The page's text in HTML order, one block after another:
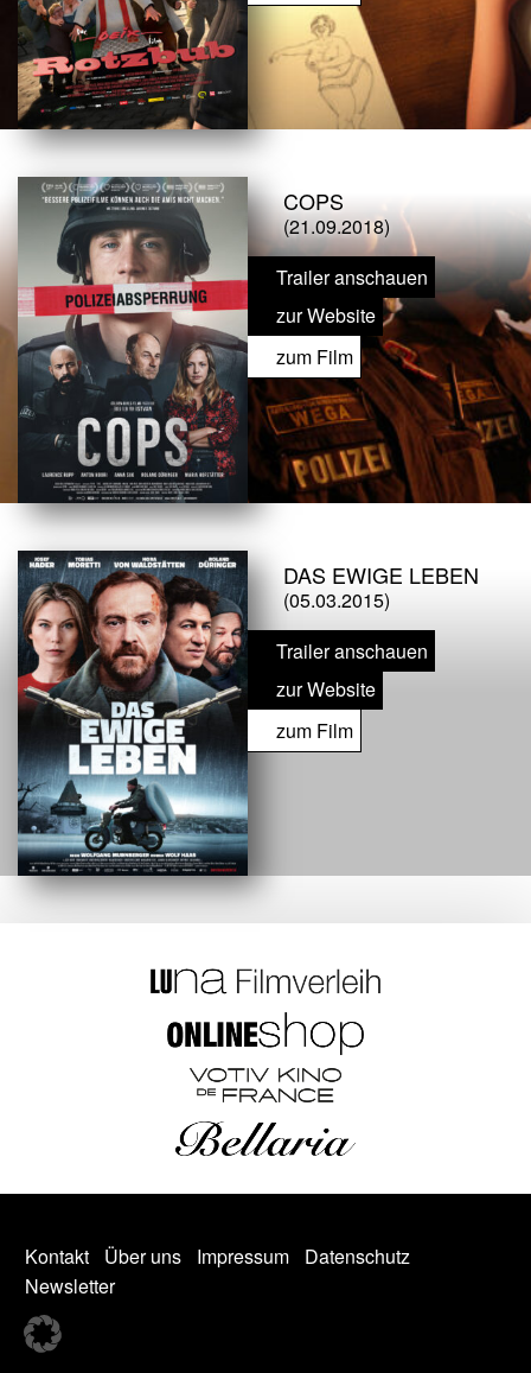
COPS
(21.09.2018)
Trailer anschauen
zur Website
zum Film
DAS EWIGE LEBEN
(05.03.2015)
Trailer anschauen
zur Website
zum Film
Kontakt Über uns Impressum
Datenschutz
Newsletter